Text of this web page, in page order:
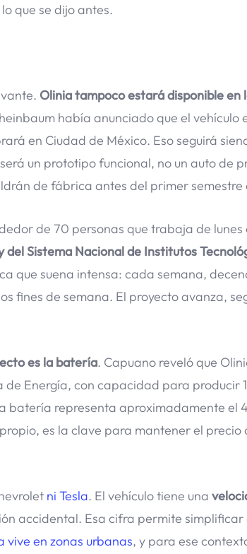
que se dijo antes.
Olinia tampoco estará disponible en
había anunciado que el vehículo
en Ciudad de México. Eso seguirá
un prototipo funcional, no un auto de
de fábrica antes del primer semestre
de 70 personas que trabaja de lunes
Sistema Nacional de Institutos
que suena intensa: cada semana,
fines de semana. El proyecto avanza,
es la batería. Capuano reveló que
Energía, con capacidad para producir
batería representa aproximadamente el
es la clave para mantener el precio
ni Tesla. El vehículo tiene una
accidental. Esa cifra permite
vive en zonas urbanas, y para ese